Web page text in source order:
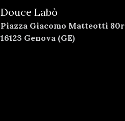
Douce Labò
Piazza Giacomo Matteotti 80r
16123 Genova (GE)